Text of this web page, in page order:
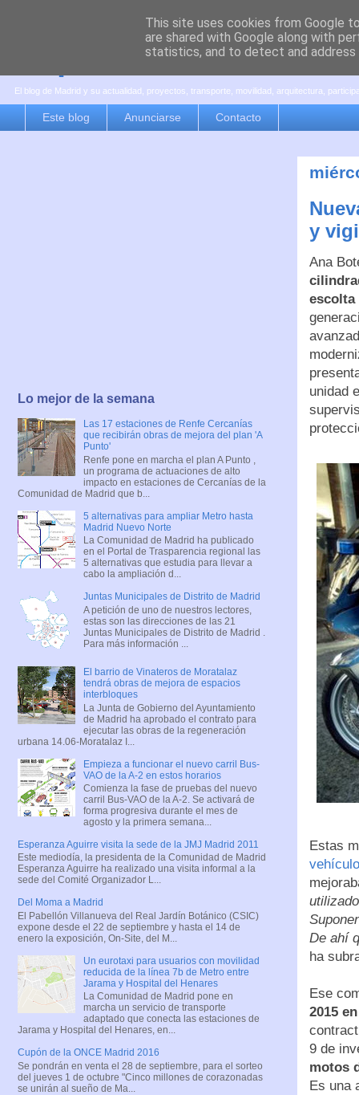
es por madrid
El blog de Madrid y su actualidad, proyectos, transporte, movilidad, arquitectura,
Este blog Anunciarse Contacto
y
Ana
escolta
unidad
Estas
De ahí
ha
Ese
2015
9 de
motos
Es una
Lo mejor de la semana
Las 17 estaciones de Renfe Cercanías
que recibirán obras de mejora del plan 'A
Punto'
Renfe pone en marcha el plan A Punto ,
un programa de actuaciones de alto
impacto en estaciones de Cercanías de la
Comunidad de Madrid que b...
5 alternativas para ampliar Metro hasta
Madrid Nuevo Norte
La Comunidad de Madrid ha publicado
en el Portal de Trasparencia regional las
5 alternativas que estudia para llevar a
cabo la ampliación d...
Juntas Municipales de Distrito de Madrid
A petición de uno de nuestros lectores,
estas son las direcciones de las 21
Juntas Municipales de Distrito de Madrid .
Para más información ...
El barrio de Vinateros de Moratalaz
tendrá obras de mejora de espacios
interbloques
La Junta de Gobierno del Ayuntamiento
de Madrid ha aprobado el contrato para
ejecutar las obras de la regeneración
urbana 14.06-Moratalaz I...
Empieza a funcionar el nuevo carril Bus-
VAO de la A-2 en estos horarios
Comienza la fase de pruebas del nuevo
carril Bus-VAO de la A-2. Se activará de
forma progresiva durante el mes de
agosto y la primera semana...
Esperanza Aguirre visita la sede de la JMJ Madrid 2011
Este mediodía, la presidenta de la Comunidad de Madrid
Esperanza Aguirre ha realizado una visita informal a la
sede del Comité Organizador L...
Del Moma a Madrid
El Pabellón Villanueva del Real Jardín Botánico (CSIC)
expone desde el 22 de septiembre y hasta el 14 de
enero la exposición, On-Site, del M...
Un eurotaxi para usuarios con movilidad
reducida de la línea 7b de Metro entre
Jarama y Hospital del Henares
La Comunidad de Madrid pone en
marcha un servicio de transporte
adaptado que conecta las estaciones de
Jarama y Hospital del Henares, en...
Cupón de la ONCE Madrid 2016
Se pondrán en venta el 28 de septiembre, para el sorteo
del jueves 1 de octubre "Cinco millones de corazonadas
se unirán al sueño de Ma...
This site uses cookies from Google
are shared with Google along with
statistics, and to detect and address